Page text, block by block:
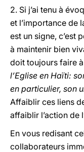
2. Si j’ai tenu à
et l’importance de
est un signe, c’est
à maintenir bien
doit toujours faire à
l’Eglise en Haïti:
en particulier, son
Affaiblir ces liens
affaiblir l’action de
En vous redisant
collaborateurs